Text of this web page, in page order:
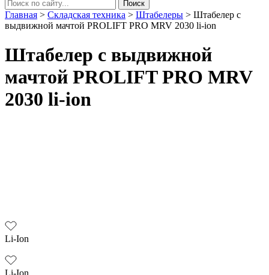
Главная > Складская техника > Штабелеры > Штабелер с
выдвижной мачтой PROLIFT PRO MRV 2030 li-ion
Штабелер с выдвижной
мачтой PROLIFT PRO MRV
2030 li-ion
Li-Ion
Li-Ion